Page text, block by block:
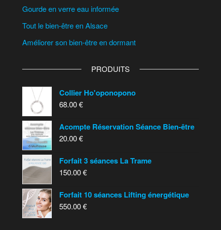
Gourde en verre eau informée
Tout le bien-être en Alsace
Améliorer son bien-être en dormant
PRODUITS
Collier Ho'oponopono
68.00€
Acompte Réservation Séance Bien-être
20.00€
Forfait 3 séances La Trame
150.00€
Forfait 10 séances Lifting énergétique
550.00€